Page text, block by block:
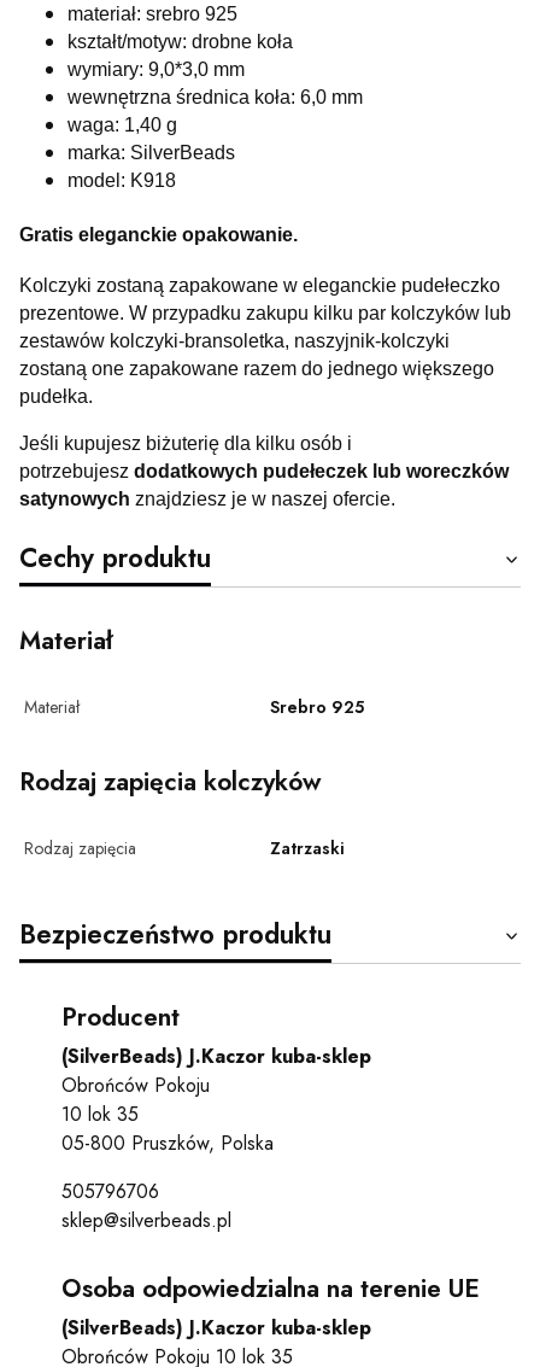
materiał: srebro 925
kształt/motyw: drobne koła
wymiary: 9,0*3,0 mm
wewnętrzna średnica koła: 6,0 mm
waga: 1,40 g
marka: SilverBeads
model: K918
Gratis eleganckie opakowanie.
Kolczyki zostaną zapakowane w eleganckie pudełeczko
prezentowe. W przypadku zakupu kilku par kolczyków lub
zestawów kolczyki-bransoletka, naszyjnik-kolczyki
zostaną one zapakowane razem do jednego większego
pudełka.
Jeśli kupujesz biżuterię dla kilku osób i
potrzebujesz dodatkowych pudełeczek lub woreczków
satynowych znajdziesz je w naszej ofercie.
Cechy produktu
Materiał
Materiał Srebro 925
Rodzaj zapięcia kolczyków
Rodzaj zapięcia Zatrzaski
Bezpieczeństwo produktu
Producent
(SilverBeads) J.Kaczor kuba-sklep
Obrońców Pokoju
10 lok 35
05-800 Pruszków, Polska
505796706
sklep@silverbeads.pl
Osoba odpowiedzialna na terenie UE
(SilverBeads) J.Kaczor kuba-sklep
Obrońców Pokoju 10 lok 35